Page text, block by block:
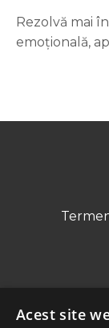
Rezolvă mai
emoțională,
Acest site